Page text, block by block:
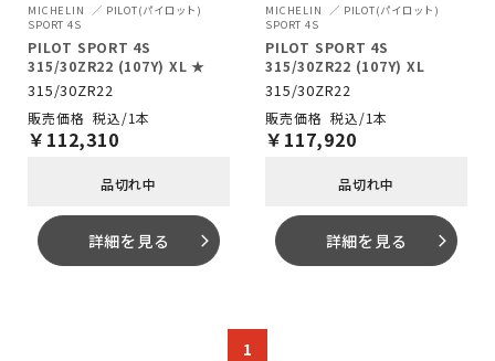
MICHELIN
PILOT(パイロット)
SPORT 4S
PILOT SPORT 4S
315/30ZR22 (107Y) XL ★
315/30ZR22
税込/1本
￥ 112,310
品切れ中
詳細を見る arrow_forward_ios
MICHELIN
PILOT(パイロット)
SPORT 4S
PILOT SPORT 4S
315/30ZR22 (107Y) XL
315/30ZR22
税込/1本
￥ 117,920
品切れ中
詳細を見る arrow_forward_ios
1